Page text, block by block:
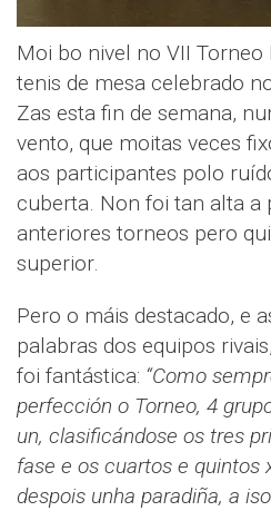
Moi bo nivel no VII
tenis de mesa celebrado
Zas esta fin de semana,
vento, que moitas veces
aos participantes polo
cuberta. Non foi tan alta
anteriores torneos pero
superior.
Pero o máis destacado, e
palabras dos equipos
foi fantástica: “Como
perfección o Torneo, 4
un, clasificándose os tres
fase e os cuartos e quintos
despois unha paradiña, a